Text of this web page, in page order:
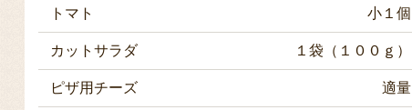
トマト 小１個
カットサラダ １袋（１００ｇ）
ピザ用チーズ 適量